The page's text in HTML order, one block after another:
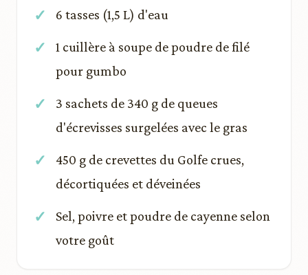
6 tasses (1,5 L) d'eau
1 cuillère à soupe de poudre de filé
pour gumbo
3 sachets de 340 g de queues
d'écrevisses surgelées avec le gras
450 g de crevettes du Golfe crues,
décortiquées et déveinées
Sel, poivre et poudre de cayenne selon
votre goût